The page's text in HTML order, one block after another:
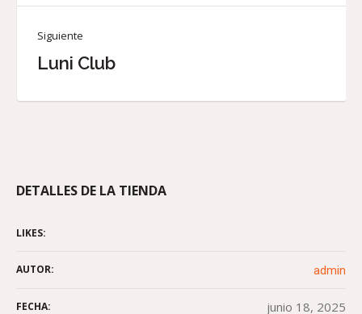
Siguiente
Luni Club
DETALLES DE LA TIENDA
LIKES:
AUTOR: admin
FECHA: junio 18, 2025